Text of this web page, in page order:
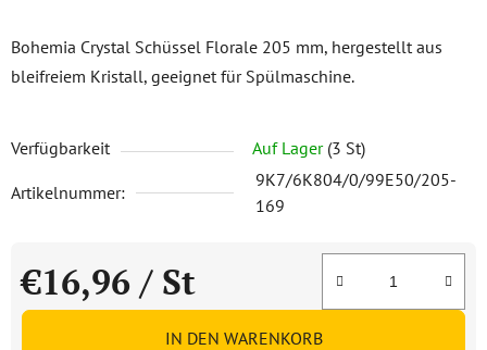
Bohemia Crystal Schüssel Florale 205 mm, hergestellt aus
bleifreiem Kristall, geeignet für Spülmaschine.
Verfügbarkeit Auf Lager (3 St)
Artikelnummer:
9K7/6K804/0/99E50/205-
169
€16,96 / St
Verkaufspreis:
IN DEN WARENKORB